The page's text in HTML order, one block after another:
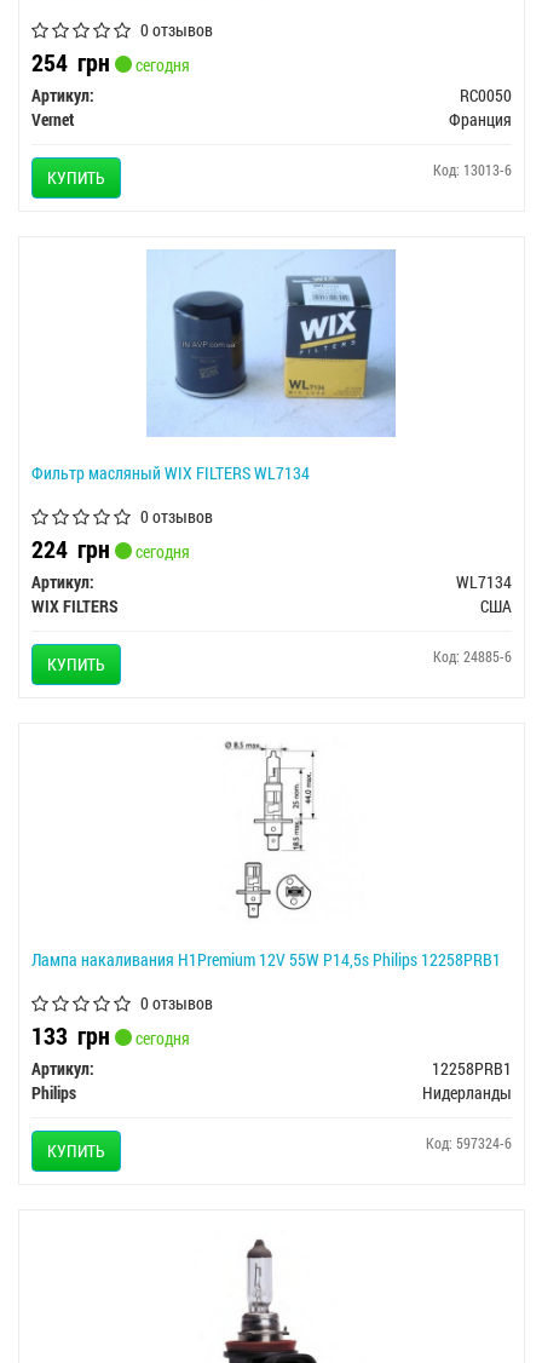
0 отзывов
254 грн
сегодня
Артикул:
RC0050
Vernet
Франция
КУПИТЬ Код: 13013-6
Фильтр масляный WIX FILTERS WL7134
0 отзывов
224 грн
сегодня
Артикул:
WL7134
WIX FILTERS
США
КУПИТЬ Код: 24885-6
Лампа накаливания H1Premium 12V 55W P14,5s Philips 12258PRB1
0 отзывов
133 грн
сегодня
Артикул:
12258PRB1
Philips
Нидерланды
КУПИТЬ Код: 597324-6